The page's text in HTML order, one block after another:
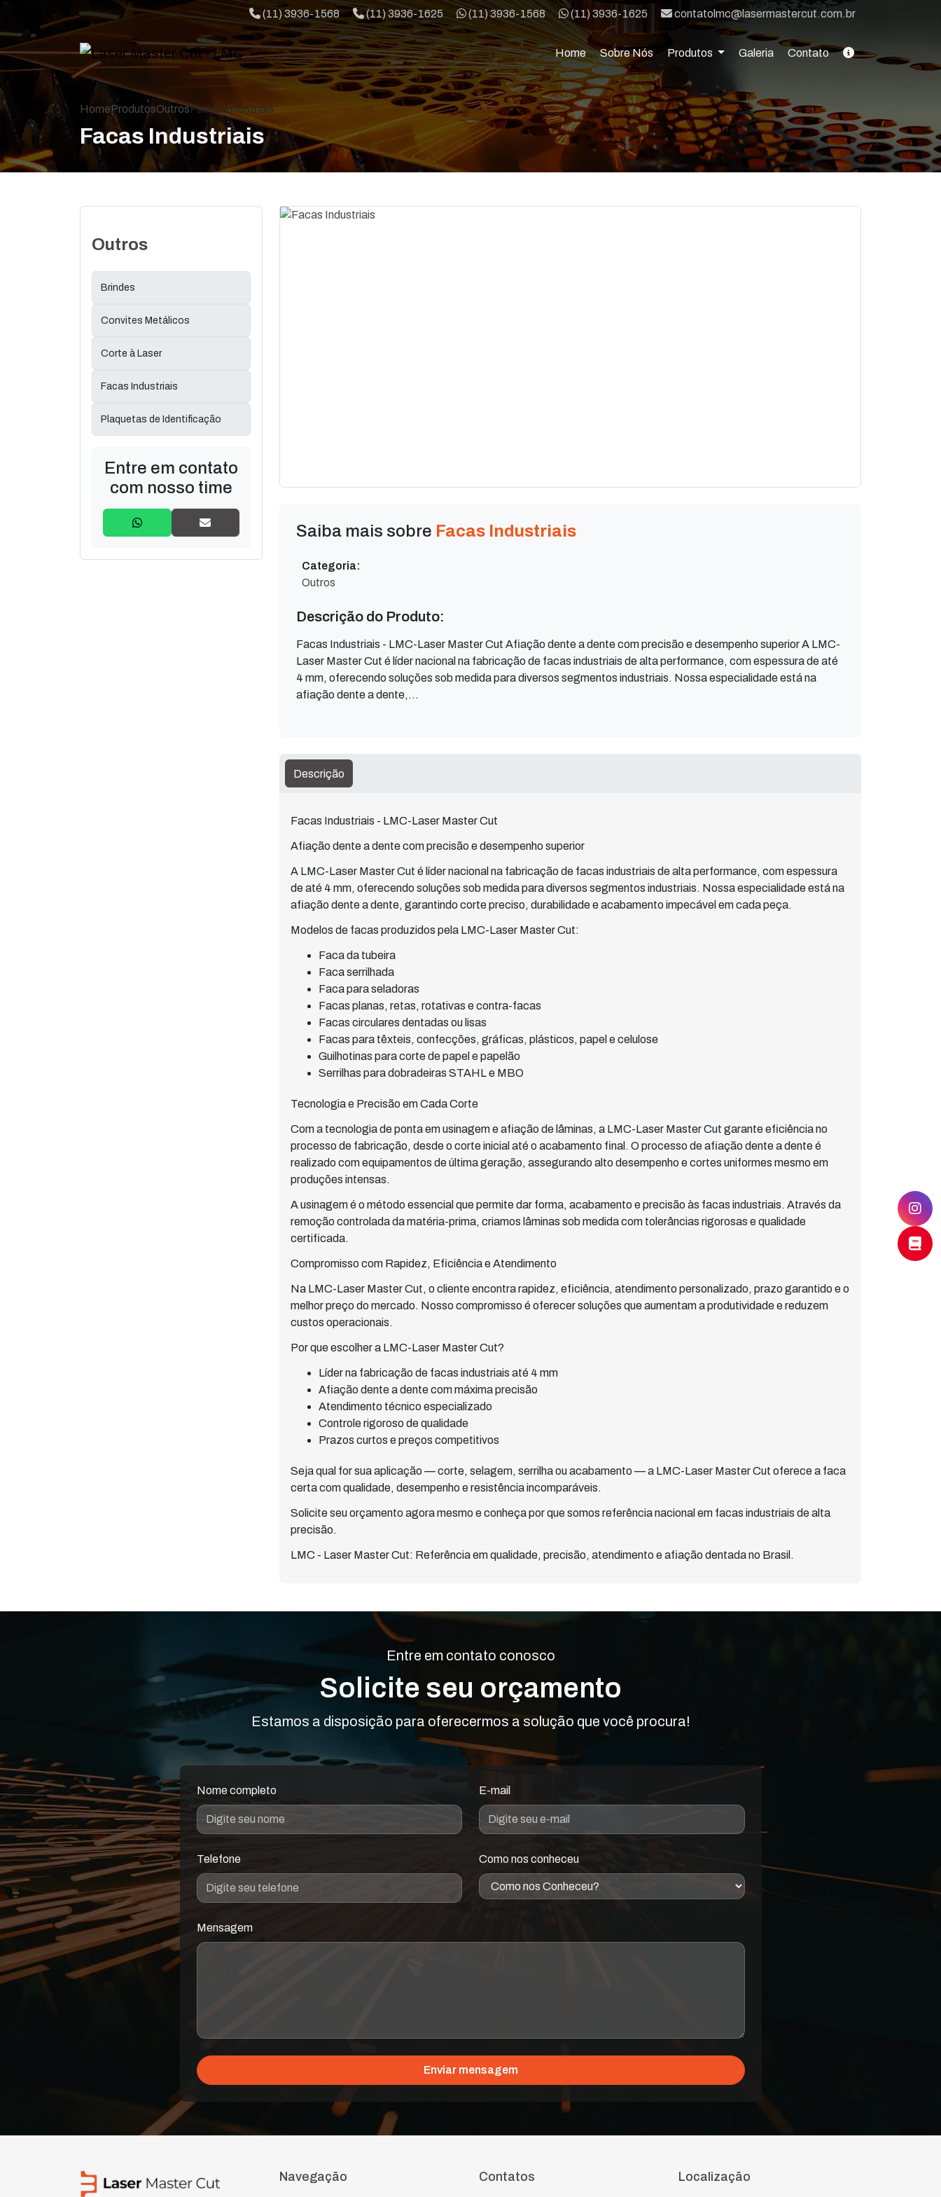
Telefone:
(11) 3936-1568 Telefone:
(11) 3936-1625 WhatsApp:
(11) 3936-1568 WhatsApp:
(11) 3936-1625 E-mail:
contatolmc@lasermastercut.com.br
Home Sobre Nós Produtos Galeria Contato
HomeProdutosOutrosFacas Industriais
Facas Industriais
Saiba mais sobre Facas Industriais
Categoria:
Outros
Descrição do Produto:
Facas Industriais - LMC-Laser Master Cut Afiação dente a dente com precisão e desempenho superior A LMC-
Laser Master Cut é líder nacional na fabricação de facas industriais de alta performance, com espessura de até
4 mm, oferecendo soluções sob medida para diversos segmentos industriais. Nossa especialidade está na
afiação dente a dente,...
Descrição
Facas Industriais - LMC-Laser Master Cut
Afiação dente a dente com precisão e desempenho superior
A LMC-Laser Master Cut é líder nacional na fabricação de facas industriais de alta performance, com espessura
de até 4 mm, oferecendo soluções sob medida para diversos segmentos industriais. Nossa especialidade está na
afiação dente a dente, garantindo corte preciso, durabilidade e acabamento impecável em cada peça.
Modelos de facas produzidos pela LMC-Laser Master Cut:
Faca da tubeira
Faca serrilhada
Faca para seladoras
Facas planas, retas, rotativas e contra-facas
Facas circulares dentadas ou lisas
Facas para têxteis, confecções, gráficas, plásticos, papel e celulose
Guilhotinas para corte de papel e papelão
Serrilhas para dobradeiras STAHL e MBO
Tecnologia e Precisão em Cada Corte
Com a tecnologia de ponta em usinagem e afiação de lâminas, a LMC-Laser Master Cut garante eficiência no
processo de fabricação, desde o corte inicial até o acabamento final. O processo de afiação dente a dente é
realizado com equipamentos de última geração, assegurando alto desempenho e cortes uniformes mesmo em
produções intensas.
A usinagem é o método essencial que permite dar forma, acabamento e precisão às facas industriais. Através da
remoção controlada da matéria-prima, criamos lâminas sob medida com tolerâncias rigorosas e qualidade
certificada.
Compromisso com Rapidez, Eficiência e Atendimento
Na LMC-Laser Master Cut, o cliente encontra rapidez, eficiência, atendimento personalizado, prazo garantido e o
melhor preço do mercado. Nosso compromisso é oferecer soluções que aumentam a produtividade e reduzem
custos operacionais.
Por que escolher a LMC-Laser Master Cut?
Líder na fabricação de facas industriais até 4 mm
Afiação dente a dente com máxima precisão
Atendimento técnico especializado
Controle rigoroso de qualidade
Prazos curtos e preços competitivos
Seja qual for sua aplicação — corte, selagem, serrilha ou acabamento — a LMC-Laser Master Cut oferece a faca
certa com qualidade, desempenho e resistência incomparáveis.
Solicite seu orçamento agora mesmo e conheça por que somos referência nacional em facas industriais de alta
precisão.
LMC - Laser Master Cut: Referência em qualidade, precisão, atendimento e afiação dentada no Brasil.
Outros
Brindes
Convites Metálicos
Corte à Laser
Facas Industriais
Plaquetas de Identificação
Entre em contato
com nosso time
Entre em contato conosco
Solicite seu orçamento
Estamos a disposição para oferecermos a solução que você procura!
Nome completo E-mail
Telefone Como nos conheceu
Mensagem
Enviar mensagem
Navegação Contatos Localização